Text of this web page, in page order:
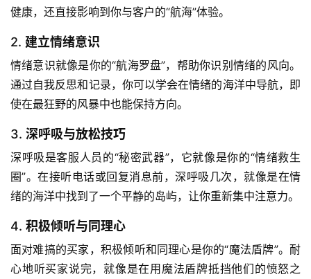
健康，还直接影响到你与客户的“航海”体验。
2. 建立情绪意识
情绪意识就像是你的“航海罗盘”，帮助你识别情绪的风向。
通过自我反思和记录，你可以学会在情绪的海洋中导航，即
使在最狂野的风暴中也能保持方向。
3. 深呼吸与放松技巧
深呼吸是客服人员的“秘密武器”，它就像是你的“情绪救生
圈”。在接听电话或回复消息前，深呼吸几次，就像是在情
绪的海洋中找到了一个平静的岛屿，让你重新集中注意力。
4. 积极倾听与同理心
面对难搞的买家，积极倾听和同理心是你的“魔法盾牌”。耐
心地听买家说完，就像是在用魔法盾牌抵挡他们的愤怒之